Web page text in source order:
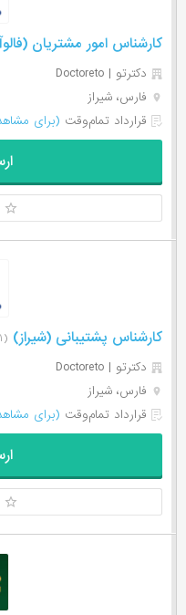
کارشناس امور مشتریان
دکترتو | Doctoreto
فارس، شیراز
قرارداد تمام‌وقت (برای
کارشناس پشتیبانی (شیراز) (۱ روز پیش)
دکترتو | Doctoreto
فارس، شیراز
قرارداد تمام‌وقت (برای